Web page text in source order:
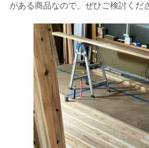
がある商品なので、ぜひご検討くだ